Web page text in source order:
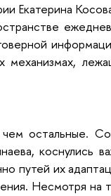
Екатерина
механизмах,
остальные.
коснулись
путей их
Несмотря на